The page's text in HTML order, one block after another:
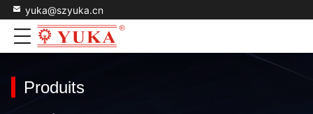
yuka@szyuka.cn
Produits